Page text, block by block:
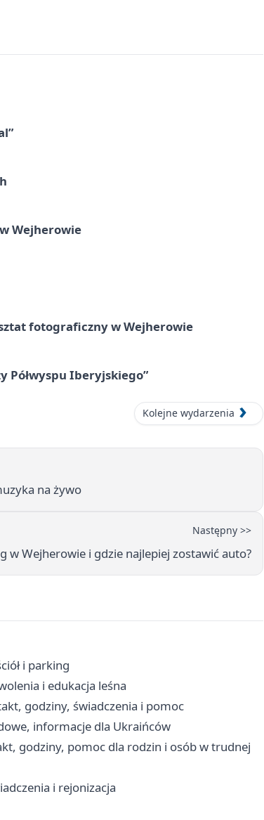
Wejherowie
fotograficzny w Wejherowie
Półwyspu Iberyjskiego”
Kolejne wydarzenia
na żywo
Następny >>
w Wejherowie i gdzie najlepiej zostawić auto?
i parking
i edukacja leśna
godziny, świadczenia i pomoc
informacje dla Ukraińców
godziny, pomoc dla rodzin i osób w trudnej
i rejonizacja